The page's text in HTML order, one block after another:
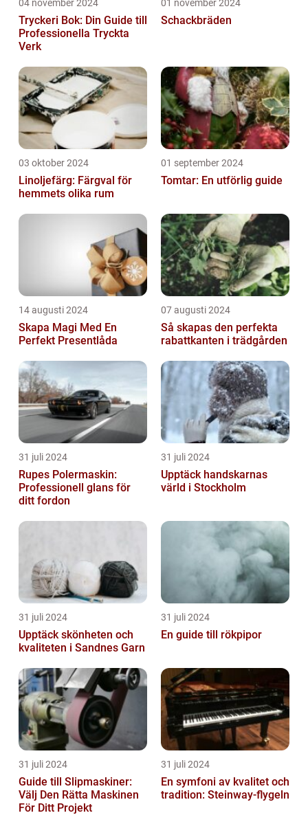
04 november 2024
Tryckeri Bok: Din Guide till
Professionella Tryckta
Verk
01 november 2024
Schackbräden
03 oktober 2024
Linoljefärg: Färgval för
hemmets olika rum
01 september 2024
Tomtar: En utförlig guide
14 augusti 2024
Skapa Magi Med En
Perfekt Presentlåda
07 augusti 2024
Så skapas den perfekta
rabattkanten i trädgården
31 juli 2024
Rupes Polermaskin:
Professionell glans för
ditt fordon
31 juli 2024
Upptäck handskarnas
värld i Stockholm
31 juli 2024
Upptäck skönheten och
kvaliteten i Sandnes Garn
31 juli 2024
En guide till rökpipor
31 juli 2024
Guide till Slipmaskiner:
Välj Den Rätta Maskinen
För Ditt Projekt
31 juli 2024
En symfoni av kvalitet och
tradition: Steinway-flygeln